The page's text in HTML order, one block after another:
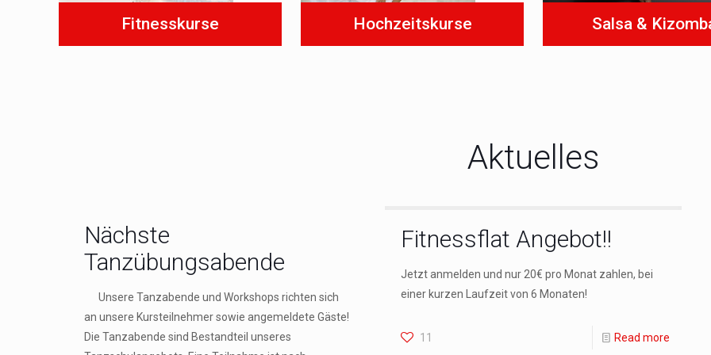
Fitnesskurse Hochzeitskurse Salsa &
Aktuelles
Nächste
Tanzübungsabende
Unsere Tanzabende und Workshops richten sich
an unsere Kursteilnehmer sowie angemeldete Gäste!
Die Tanzabende sind Bestandteil unseres
Fitnessflat Angebot!!
Jetzt anmelden und nur 20€ pro Monat zahlen, bei
einer kurzen Laufzeit von 6 Monaten!
11 Read more